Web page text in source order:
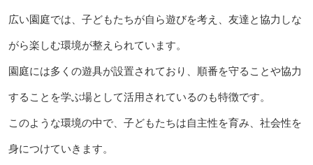
広い園庭では、子どもたちが自ら遊びを考え、友達と協力しな
がら楽しむ環境が整えられています。
園庭には多くの遊具が設置されており、順番を守ることや協力
することを学ぶ場として活用されているのも特徴です。
このような環境の中で、子どもたちは自主性を育み、社会性を
身につけていきます。